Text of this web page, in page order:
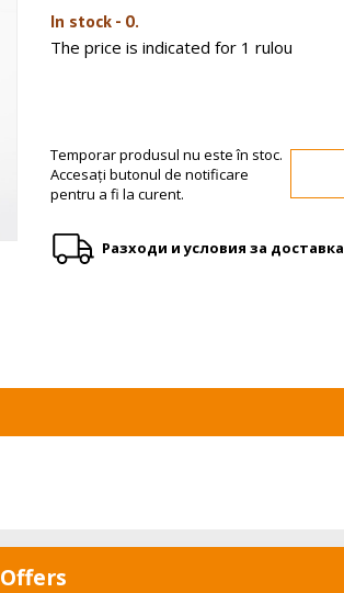
In stock - 0.
The price is indicated for 1 rulou
Temporar produsul nu este în stoc.
Accesați butonul de notificare
pentru a fi la curent.
Разходи и условия за доставка
Offers